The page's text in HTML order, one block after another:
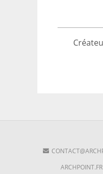
ARCHPOINT.FR